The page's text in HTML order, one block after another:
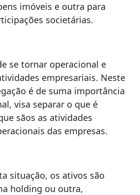
imóveis e outra para
societárias.
se tornar operacional e
empresariais. Neste
é de suma importância
visa separar o que é
sãos as atividades
das empresas.
situação, os ativos são
holding ou outra,